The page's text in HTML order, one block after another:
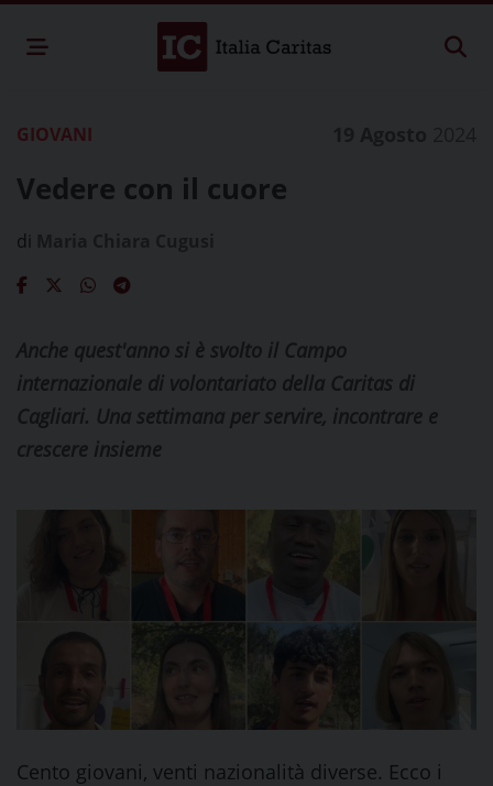
GIOVANI
Vedere con il cuore
di
Anche quest'anno si è svolto il Campo
internazionale di volontariato della Caritas di
Cagliari. Una settimana per servire, incontrare e
crescere insieme
Cento giovani, venti nazionalità diverse. Ecco i